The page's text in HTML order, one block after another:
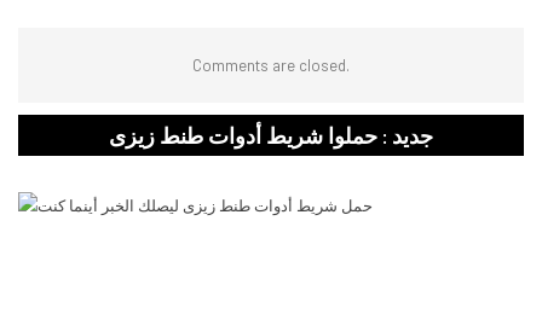
Comments are closed.
جديد : حملوا شريط أدوات طنط زيزى